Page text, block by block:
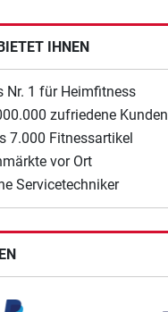
IHNEN
Nr. 1 für Heimfitness
zufriedene Kunden
7.000 Fitnessartikel
vor Ort
Servicetechniker